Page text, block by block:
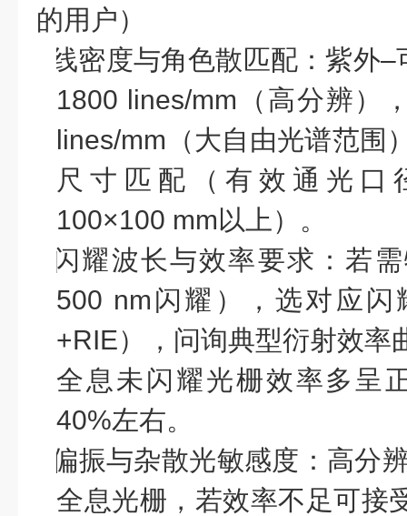
的用户）
线密度与角色散匹配 ：紫外–
1800 lines/mm （高分辨）
lines/mm （大自由光谱范围
尺寸匹配（有效通光口
100×100 mm 以上）。
闪耀波长与效率要求 ：若
500 nm 闪耀），选对应 闪
+RIE），问询典型衍射效率
全息未闪耀光栅效率多呈
40%左右。
偏振与杂散光敏感度 ：高分
全息光栅 ，若效率不足可接